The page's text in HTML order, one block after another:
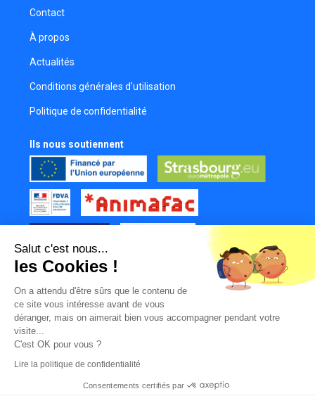
Contact
À propos
Actualités
Conditions générales d'utilisation
Politique de confidentialité
Ils nous soutiennent
Tous nos partenaires
Mur des contributeurs
Salut c'est nous...
les Cookies !
On a attendu d'être sûrs que le contenu de
ce site vous intéresse avant de vous
déranger, mais on aimerait bien vous accompagner pendant votre
visite...
C'est OK pour vous ?
Lire la politique de confidentialité
Consentements certifiés par